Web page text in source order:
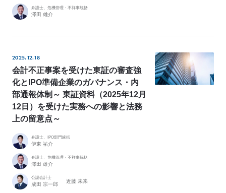
e
L
l
i
e
n
t
’
s
V
o
i
c
弁護士、危機管理・不祥事統括
澤田 雄介
2025.12.18
会計不正事案を受けた東証の審査強
化とIPO準備企業のガバナンス・内
部通報体制～ 東証資料（2025年12月
12日）を受けた実務への影響と法務
上の留意点～
弁護士、IPO部門統括
伊東 祐介
弁護士、危機管理・不祥事統括
澤田 雄介
公認会計士
成田 宗一郎
近藤 未来